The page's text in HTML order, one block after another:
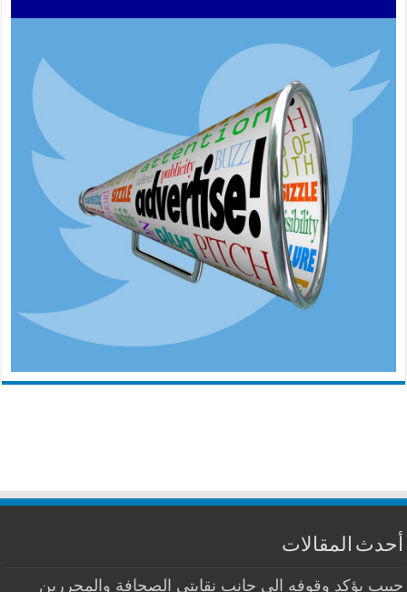
أحدث المقالات
حبيب يؤكد وقوفه الى جانب نقابتي الصحافة والمحررين